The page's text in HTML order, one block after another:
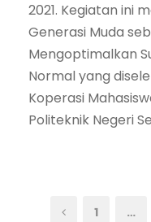
2021. Kegiatan ini
Generasi Muda
Mengoptimalkan
Normal yang
Koperasi
Politeknik Negeri
1 …